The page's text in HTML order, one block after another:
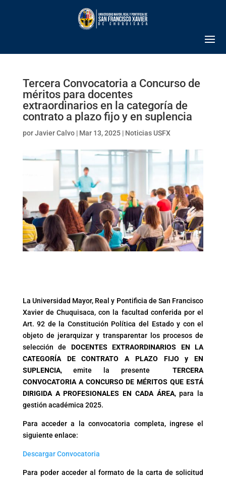
Tercera Convocatoria a Concurso de
méritos para docentes
extraordinarios en la categoría de
contrato a plazo fijo y en suplencia
porJavier Calvo| Mar 13, 2025| Noticias USFX
La Universidad Mayor, Real y Pontificia de San Francisco
Xavier de Chuquisaca, con la facultad conferida por el
Art. 92 de la Constitución Política del Estado y con el
objeto de jerarquizar y transparentar los procesos de
selección de DOCENTES EXTRAORDINARIOS EN LA
CATEGORÍA DE CONTRATO A PLAZO FIJO y EN
SUPLENCIA, emite la presente
TERCERA
CONVOCATORIA A CONCURSO DE MÉRITOS QUE ESTÁ
DIRIGIDA A PROFESIONALES EN CADA ÁREA, para la
gestión académica 2025.
Para acceder a la convocatoria completa, ingrese el
siguiente enlace:
Descargar Convocatoria
Para poder acceder al formato de la carta de solicitud